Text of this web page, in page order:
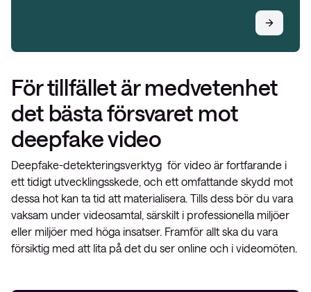
För tillfället är medvetenhet
det bästa försvaret mot
deepfake video
Deepfake-detekteringsverktyg för video är fortfarande i
ett tidigt utvecklingsskede, och ett omfattande skydd mot
dessa hot kan ta tid att materialisera. Tills dess bör du vara
vaksam under videosamtal, särskilt i professionella miljöer
eller miljöer med höga insatser. Framför allt ska du vara
försiktig med att lita på det du ser online och i videomöten.